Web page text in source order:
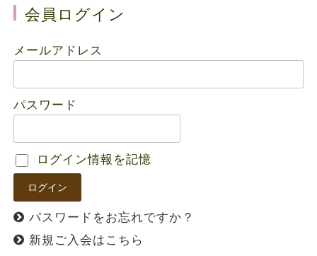
会員ログイン
メールアドレス
パスワード
ログイン情報を記憶
パスワードをお忘れですか？
新規ご入会はこちら